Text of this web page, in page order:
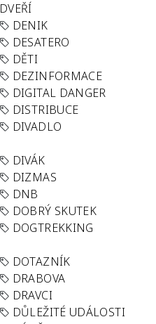
DVEŘÍ
DENIK
DESATERO
DĚTI
DEZINFORMACE
DIGITAL DANGER
DISTRIBUCE
DIVADLO
DIVÁK
DIZMAS
DNB
DOBRÝ SKUTEK
DOGTREKKING
DOTAZNÍK
DRABOVA
DRAVCI
DŮLEŽITÉ UDÁLOSTI